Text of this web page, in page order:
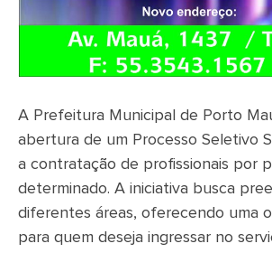
A Prefeitura Municipal de Porto
abertura de um Processo Seletivo
a contratação de profissionais por
determinado. A iniciativa busca
diferentes áreas, oferecendo uma
para quem deseja ingressar no